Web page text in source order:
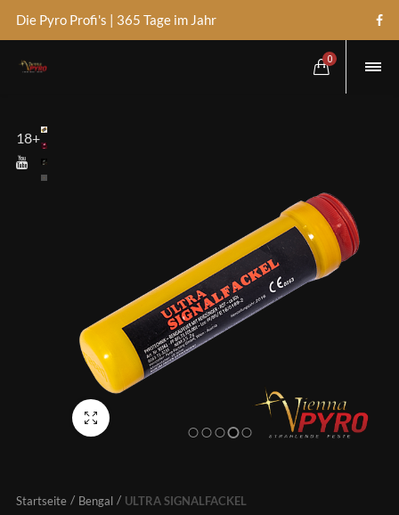
Die Pyro Profi's | 365 Tage im Jahr
0
18+
Startseite Bengal ULTRA SIGNALFACKEL